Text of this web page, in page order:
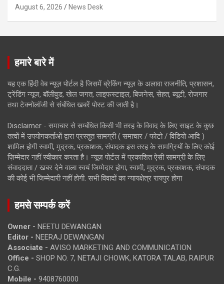
August 6, 2026 News Desk
हमारे बारे में
यह एक हिंदी वेब न्यूज़ पोर्टल है जिसमें ब्रेकिंग न्यूज़ के अलावा राजनीति, प्रशासन,
ट्रेंडिंग न्यूज, बॉलीवुड, खेल जगत, लाइफस्टाइल, बिजनेस, सेहत, ब्यूटी, रोजगार
तथा टेक्नोलॉजी से संबंधित खबरें पोस्ट की जाती है।
Disclaimer - समाचार से सम्बंधित किसी भी तरह के विवाद के लिए साइट के कुछ
तत्वों में उपयोगकर्ताओं द्वारा प्रस्तुत सामग्री ( समाचार / फोटो / विडियो आदि )
शामिल होगी स्वामी, मुद्रक, प्रकाशक, संपादक इस तरह के सामग्रियों के लिए कोई
ज़िम्मेदार नहीं स्वीकार करता है। न्यूज़ पोर्टल में प्रकाशित ऐसी सामग्री के लिए
संवाददाता / खबर देने वाला स्वयं जिम्मेदार होगा, स्वामी, मुद्रक, प्रकाशक, संपादक
की कोई भी जिम्मेदारी नहीं होगी. सभी विवादों का न्यायक्षेत्र रायपुर होगा
हमसे सम्पर्क करें
Owner - NEETU DEWANGAN
Editor - NEERAJ DEWANGAN
Associate - AVISO MARKETING AND COMMUNICATION
Office - SHOP NO. 7, NETAJI CHOWK, KATORA TALAB, RAIPUR
C.G.
Mobile - 9408760000